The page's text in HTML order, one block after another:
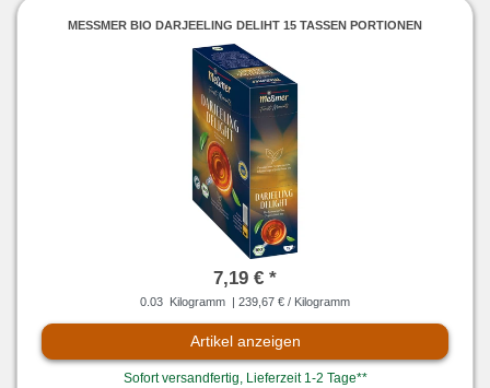
MESSMER BIO DARJEELING DELIHT 15 TASSEN PORTIONEN
7,19 € *
0.03 Kilogramm | 239,67 € / Kilogramm
Artikel anzeigen
Sofort versandfertig, Lieferzeit 1-2 Tage**